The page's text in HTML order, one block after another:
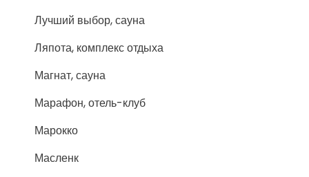
Лучший выбор, сауна
Ляпота, комплекс отдыха
Магнат, сауна
Марафон, отель-клуб
Марокко
Масленк